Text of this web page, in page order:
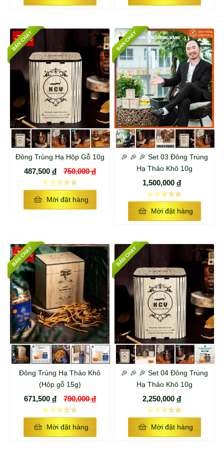
Đông Trùng Hạ Hộp Gỗ 10g
487,500 đ 750,000đ
☆☆☆☆☆
Mời đặt hàng
BÁN CHẠY
-35%
🎉 🎉 🎉 Set 03 Đông Trùng
Hạ Thảo Khô 10g
1,500,000 đ
☆☆☆☆☆
Mời đặt hàng
BÁN CHẠY
Đông Trùng Hạ Thảo Khô
(Hộp gỗ 15g)
671,500 đ 790,000đ
☆☆☆☆☆
Mời đặt hàng
BÁN CHẠY
-15%
🎉 🎉 🎉 Set 04 Đông Trùng
Hạ Thảo Khô 10g
2,250,000 đ
☆☆☆☆☆
Mời đặt hàng
BÁN CHẠY